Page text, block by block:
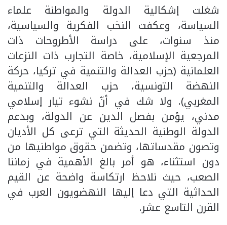
شغلت إشكالية الدولة والمواطنة علماء
السياسة، وعكفت النخب الفكرية والسياسية،
منذ سنوات، على دراسة الأطروحات ذات
المرجعية الإسلامية، خاصة التجارب ذات النزعات
العلمانية (حزب العدالة والتنمية في تركيا، حركة
النهضة التونسية، حزب العدالة والتنمية
المغربي). ولا شك في أنّ نشوء تيار إسلامي
مدني، يؤمن بفصل الدين عن الدولة، وبدعم
الدولة الوطنية الحديثة التي ترعى كل الأديان
وتصون مقدساتها، وتضمن حقوق مواطنيها من
دون استثناء، هو أمر بالغ الأهمية في زماننا
الصعب، حيث نلاحظ ارتكاسة واضحة عن القيم
الحداثية التي دعا إليها النهضويون العرب في
القرن التاسع عشر.